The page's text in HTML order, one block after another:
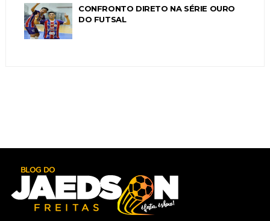
CONFRONTO DIRETO NA SÉRIE OURO
DO FUTSAL